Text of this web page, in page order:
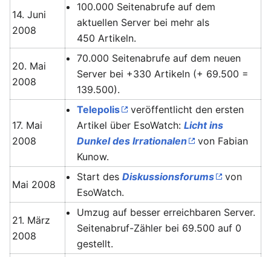
14. Juni
2008
100.000 Seitenabrufe auf dem
aktuellen Server bei mehr als
450 Artikeln.
20. Mai
2008
70.000 Seitenabrufe auf dem neuen
Server bei +330 Artikeln (+ 69.500 =
139.500).
17. Mai
2008
Telepolis
veröffentlicht den ersten
Artikel über EsoWatch:Licht ins
Dunkel des Irrationalen
von Fabian
Kunow.
Mai 2008
Start desDiskussionsforums
von
EsoWatch.
21. März
2008
Umzug auf besser erreichbaren Server.
Seitenabruf-Zähler bei 69.500 auf 0
gestellt.